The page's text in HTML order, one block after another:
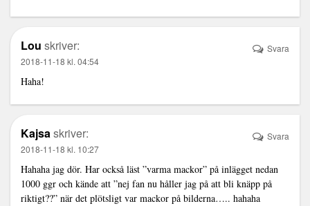
Lou skriver:
2018-11-18 kl. 04:54
Haha!
Svara
Kajsaskriver:
2018-11-18 kl. 10:27
Hahaha jag dör. Har också läst ”varma mackor” på inlägget nedan
1000 ggr och kände att ”nej fan nu håller jag på att bli knäpp på
riktigt??” när det plötsligt var mackor på bilderna….. hahaha
Svara